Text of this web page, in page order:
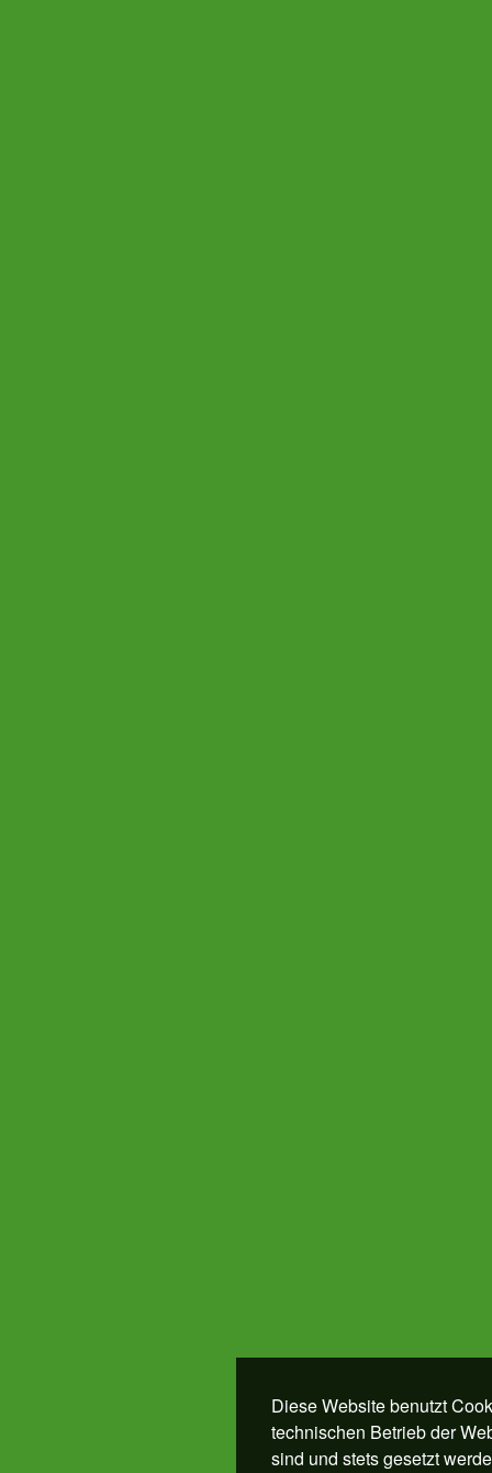
Diese Website benutzt
technischen Betrieb der
sind und stets gesetzt